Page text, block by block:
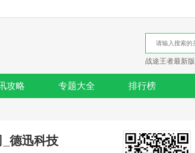
战途王者最新版
攻略 专题大全 排行榜
德迅科技